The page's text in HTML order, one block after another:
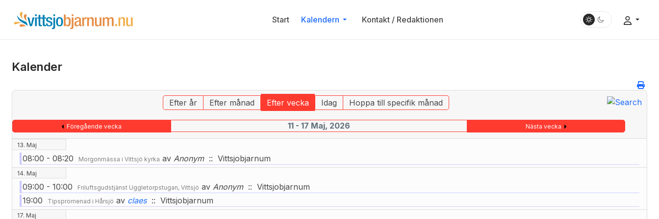
Start Kalendern Kontakt / Redaktionen
Kalender
Efter år Efter månad Efter vecka Idag Hoppa till specifik månad
Föregående vecka 11 - 17 Maj, 2026 Nästa vecka
13. Maj
08:00 - 08:20 Morgonmässa i Vittsjö kyrka av Anonym:: Vittsjobjarnum
14. Maj
09:00 - 10:00 Friluftsgudstjänst Uggletorpstugan, Vittsjö av Anonym:: Vittsjobjarnum
19:00
Tipspromenad i Hårsjö av claes:: Vittsjobjarnum
17. Maj